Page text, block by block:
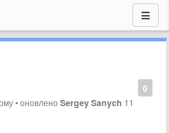
0
•оновленоSergey Sanych 11